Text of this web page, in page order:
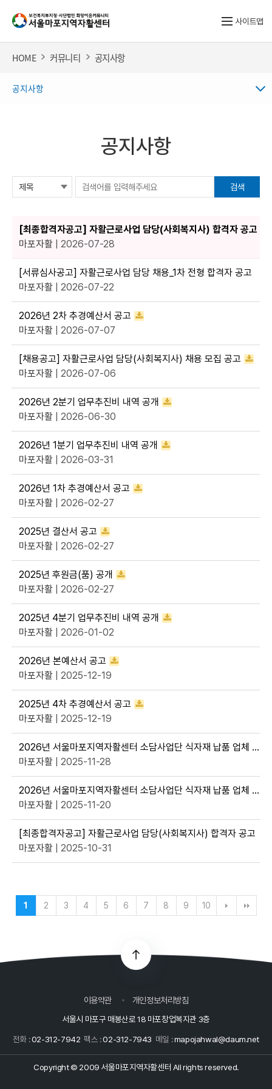
사이트맵
HOME 커뮤니티 공지사항
공지사항
공지사항
검색
[최종합격자공고] 자활근로사업 담당(사회복지사) 합격자 공고
마포자활 | 2026-07-28
[서류심사공고] 자활근로사업 담당 채용_1차 전형 합격자 공고
마포자활 | 2026-07-22
2026년 2차 추경예산서 공고
마포자활 | 2026-07-07
[채용공고] 자활근로사업 담당(사회복지사) 채용 모집 공고
마포자활 | 2026-07-06
2026년 2분기 업무추진비 내역 공개
마포자활 | 2026-06-30
2026년 1분기 업무추진비 내역 공개
마포자활 | 2026-03-31
2026년 1차 추경예산서 공고
마포자활 | 2026-02-27
2025년 결산서 공고
마포자활 | 2026-02-27
2025년 후원금(품) 공개
마포자활 | 2026-02-27
2025년 4분기 업무추진비 내역 공개
마포자활 | 2026-01-02
2026년 본예산서 공고
마포자활 | 2025-12-19
2025년 4차 추경예산서 공고
마포자활 | 2025-12-19
2026년 서울마포지역자활센터 소담사업단 식자재 납품 업체 선정 최종 공지
마포자활 | 2025-11-28
2026년 서울마포지역자활센터 소담사업단 식자재 납품 업체 선정 입찰 1차 서류심사 결과 발표
마포자활 | 2025-11-20
[최종합격자공고] 자활근로사업 담당(사회복지사) 합격자 공고
마포자활 | 2025-10-31
1 2 3 4 5 6 7 8 9 10
이용약관 개인정보처리방침
서울시 마포구 매봉산로 18 마포창업복지관 3층
전화 :02-312-7942 팩스 :02-312-7943 메일 :mapojahwal@daum.net
Copyright © 2009 서울마포지역자활센터 All rights reserved.